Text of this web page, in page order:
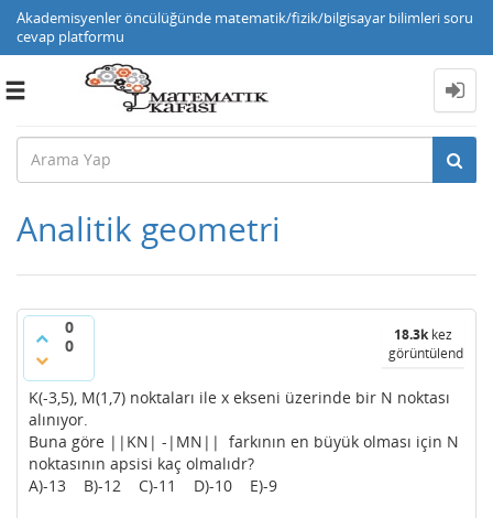
Akademisyenler öncülüğünde matematik/fizik/bilgisayar bilimleri soru
cevap platformu
Toggle
Analitik geometri
0
0
18.3kkez
görüntülendi
K(-3,5), M(1,7) noktaları ile x ekseni üzerinde bir N noktası
alınıyor.
Buna göre ||KN| -|MN|| farkının en büyük olması için N
noktasının apsisi kaç olmalıdr?
A)-13 B)-12 C)-11 D)-10 E)-9